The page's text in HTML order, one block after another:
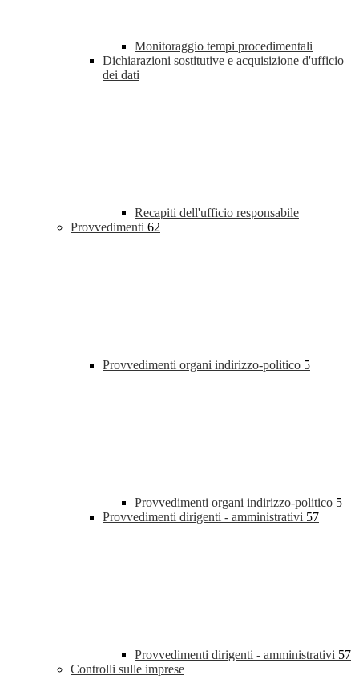
Monitoraggio tempi procedimentali
Dichiarazioni sostitutive e acquisizione d'ufficio
dei dati
Recapiti dell'ufficio responsabile
Provvedimenti 62
Provvedimenti organi indirizzo-politico 5
Provvedimenti organi indirizzo-politico 5
Provvedimenti dirigenti - amministrativi 57
Provvedimenti dirigenti - amministrativi 57
Controlli sulle imprese